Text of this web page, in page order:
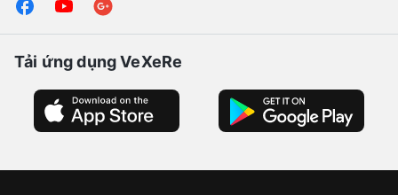
Tải ứng dụng VeXeRe